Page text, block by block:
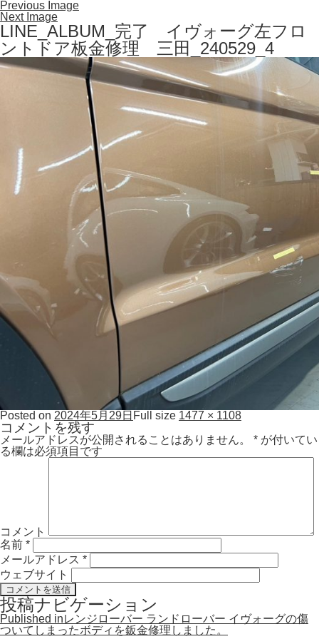
Previous Image
Next Image
LINE_ALBUM_完了 イヴォーグ左フロ
ントドア板金修理 三田_240529_4
Posted on 2024年5月29日 Full size 1477 × 1108
コメントを残す
メールアドレスが公開されることはありません。 * が付いてい
る欄は必須項目です
コメント
名前 *
メールアドレス *
ウェブサイト
投稿ナビゲーション
Published inレンジローバー ランドローバー イヴォーグの傷
ついてしまったボディを鈑金修理しました。